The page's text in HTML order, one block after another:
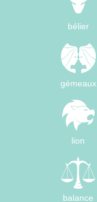
bélier
gémeaux
lion
balance